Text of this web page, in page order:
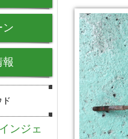
ン
報
ド
ンジェ